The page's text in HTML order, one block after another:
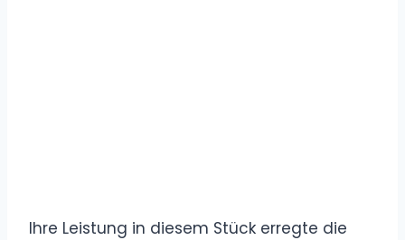
Ihre Leistung in diesem Stück erregte die